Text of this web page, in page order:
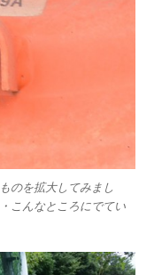
のを拡大してみまし
こんなところにでてい